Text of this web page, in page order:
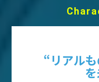
“リアル